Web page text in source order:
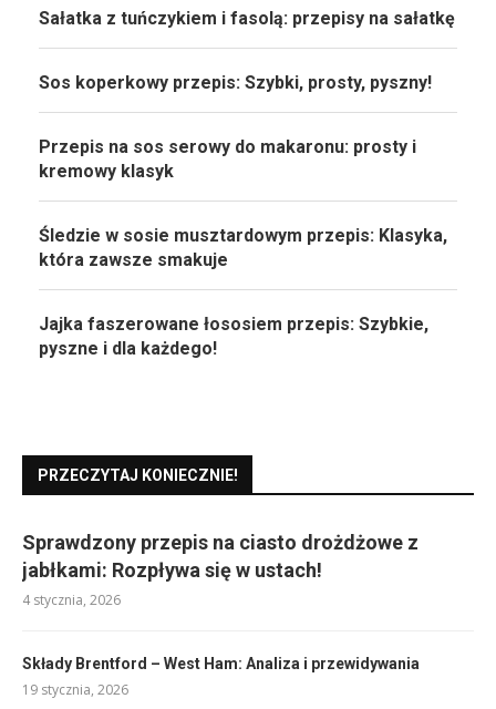
Sałatka z tuńczykiem i fasolą: przepisy na sałatkę
Sos koperkowy przepis: Szybki, prosty, pyszny!
Przepis na sos serowy do makaronu: prosty i
kremowy klasyk
Śledzie w sosie musztardowym przepis: Klasyka,
która zawsze smakuje
Jajka faszerowane łososiem przepis: Szybkie,
pyszne i dla każdego!
PRZECZYTAJ KONIECZNIE!
Sprawdzony przepis na ciasto drożdżowe z
jabłkami: Rozpływa się w ustach!
4 stycznia, 2026
Składy Brentford – West Ham: Analiza i przewidywania
19 stycznia, 2026